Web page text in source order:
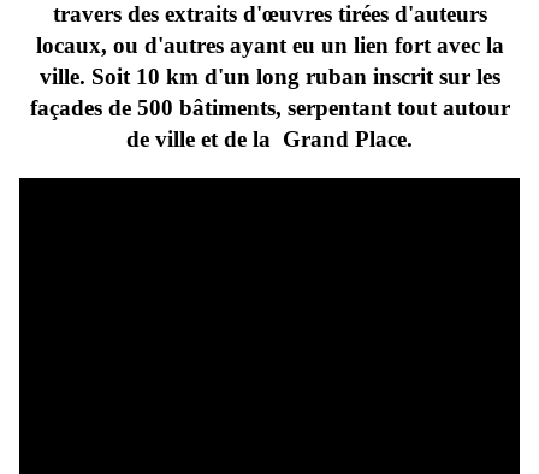
travers des extraits d'œuvres tirées d'auteurs
locaux, ou d'autres ayant eu un lien fort avec la
ville. Soit 10 km d'un long ruban inscrit sur les
façades de 500 bâtiments, serpentant tout autour
de ville et de la Grand Place.